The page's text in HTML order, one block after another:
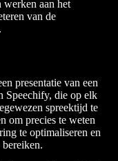
werken aan het
van de
presentatie van een
Speechify, die op elk
spreektijd te
om precies te weten
te optimaliseren en
bereiken.